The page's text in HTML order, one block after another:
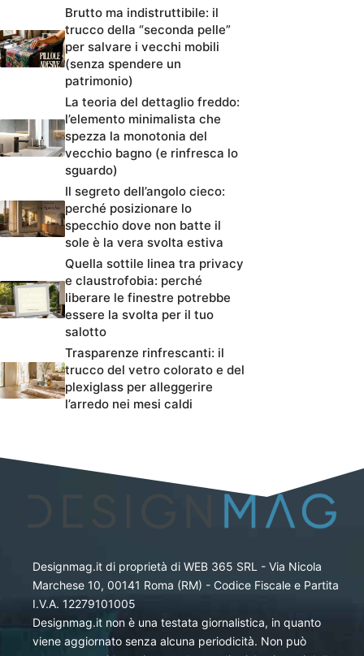
Brutto ma indistruttibile: il
trucco della “seconda pelle”
per salvare i vecchi mobili
(senza spendere un
patrimonio)
La teoria del dettaglio freddo:
l’elemento minimalista che
spezza la monotonia del
vecchio bagno (e rinfresca lo
sguardo)
Il segreto dell’angolo cieco:
perché posizionare lo
specchio dove non batte il
sole è la vera svolta estiva
Quella sottile linea tra privacy
e claustrofobia: perché
liberare le finestre potrebbe
essere la svolta per il tuo
salotto
Trasparenze rinfrescanti: il
trucco del vetro colorato e del
plexiglass per alleggerire
l’arredo nei mesi caldi
Designmag.it di proprietà di WEB 365 SRL - Via Nicola
Marchese 10, 00141 Roma (RM) - Codice Fiscale e Partita
I.V.A. 12279101005
Designmag.it non è una testata giornalistica, in quanto
viene aggiornato senza alcuna periodicità. Non può